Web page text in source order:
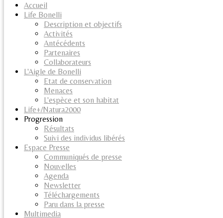
Accueil
Life Bonelli
Description et objectifs
Activités
Antécédents
Partenaires
Collaborateurs
L'Aigle de Bonelli
Etat de conservation
Menaces
L'espèce et son habitat
Life+/Natura2000
Progression
Résultats
Suivi des individus libérés
Espace Presse
Communiqués de presse
Nouvelles
Agenda
Newsletter
Téléchargements
Paru dans la presse
Multimedia